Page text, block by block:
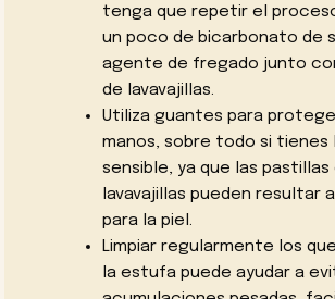
tenga que repetir el
un poco de bicarbonato de
agente de fregado junto
de lavavajillas.
Utiliza guantes para
manos, sobre todo si tienes
sensible, ya que las pastillas
lavavajillas pueden resultar
para la piel.
Limpiar regularmente los
la estufa puede ayudar a